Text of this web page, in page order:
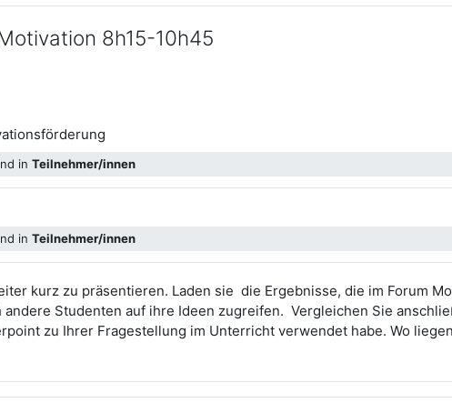
8h15-10h45
inTeilnehmer/innen
inTeilnehmer/innen
kurz zu präsentieren. Laden sie die Ergebnisse, die im Forum
Studenten auf ihre Ideen zugreifen. Vergleichen Sie
zu Ihrer Fragestellung im Unterricht verwendet habe. Wo